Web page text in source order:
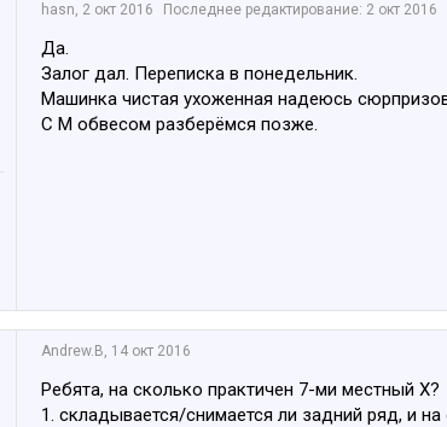
hasn, 2 окт 2016 Последнее редактирование: 2 окт 2016
Да.
Залог дал. Переписка в понедельник.
Машинка чистая ухоженная надеюсь
С М обвесом разберёмся позже.
Andrew.B 14 окт 2016
Ребята, на сколько практичен 7-ми местный Х?
1. складывается/снимается ли задний ряд, и